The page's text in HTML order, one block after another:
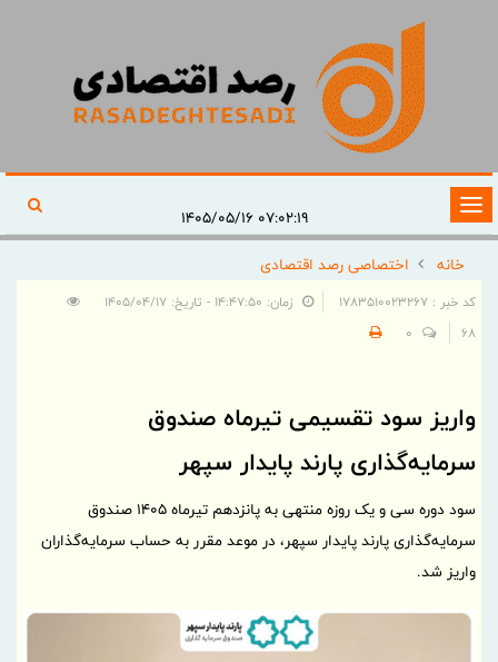
تغییر
وضعیت
ناوبری
۰۷:۰۲:۱۹ ۱۴۰۵/۰۵/۱۶
خانه
اختصاصی رصد اقتصادی
کد خبر : 1783510023267
زمان: ۱۴:۴۷:۵۰ - تاریخ: ۱۴۰۵/۰۴/۱۷
68
0
واریز سود تقسیمی تیرماه صندوق
سرمایه‌گذاری پارند پایدار سپهر
سود دوره سی و یک روزه منتهی به پانزدهم تیر‌ماه 1405 صندوق
سرمایه‌گذاری پارند پایدار سپهر، در موعد مقرر به حساب سرمایه‌گذاران
واریز شد.